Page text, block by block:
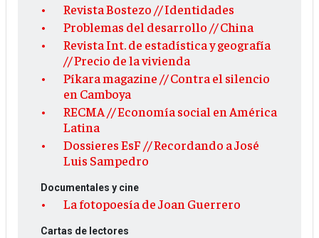
Revista Bostezo // Identidades
Problemas del desarrollo // China
Revista Int. de estadística y geografía
// Precio de la vivienda
Píkara magazine // Contra el silencio
en Camboya
RECMA // Economía social en América
Latina
Dossieres EsF // Recordando a José
Luis Sampedro
Documentales y cine
La fotopoesía de Joan Guerrero
Cartas de lectores